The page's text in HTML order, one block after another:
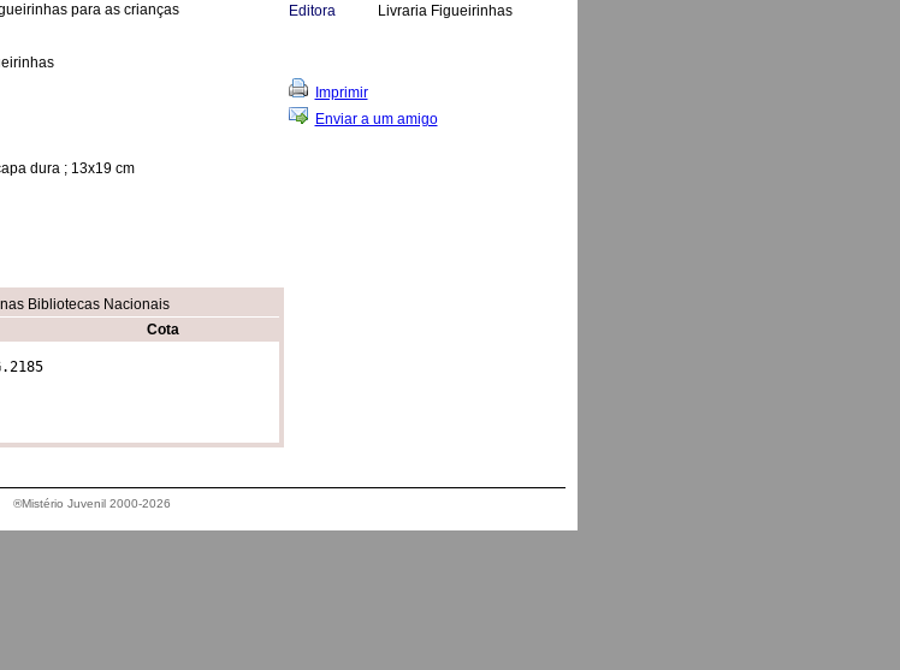
para as crianças
dura ; 13x19 cm
Bibliotecas Nacionais
Cota
Editora
Livraria Figueirinhas
Imprimir
Enviar a um amigo
®Mistério Juvenil 2000-2026